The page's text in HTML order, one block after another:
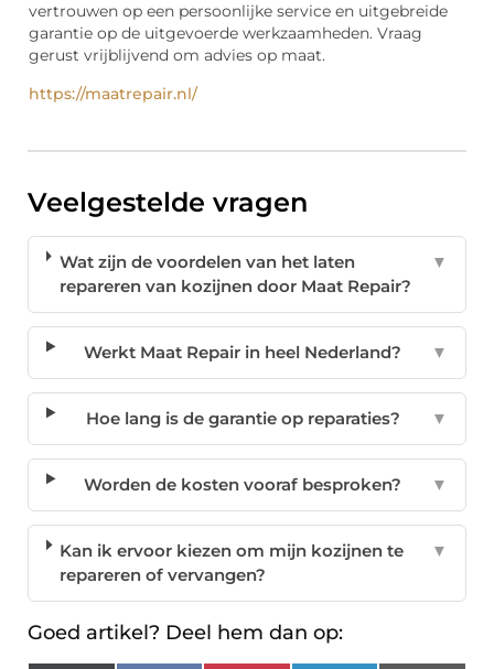
vertrouwen op een persoonlijke service en uitgebreide
garantie op de uitgevoerde werkzaamheden. Vraag
gerust vrijblijvend om advies op maat.
https://maatrepair.nl/
Veelgestelde vragen
Wat zijn de voordelen van het laten
repareren van kozijnen door Maat Repair?
▼
Werkt Maat Repair in heel Nederland? ▼
Hoe lang is de garantie op reparaties? ▼
Worden de kosten vooraf besproken? ▼
Kan ik ervoor kiezen om mijn kozijnen te
repareren of vervangen?
▼
Goed artikel? Deel hem dan op: